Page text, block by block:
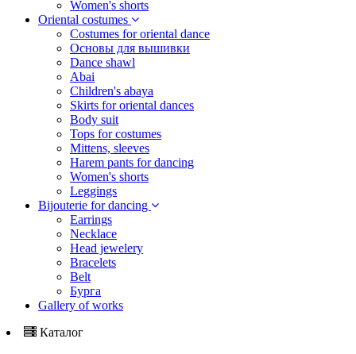
Women's shorts
Oriental costumes
Costumes for oriental dance
Основы для вышивки
Dance shawl
Abai
Children's abaya
Skirts for oriental dances
Body suit
Tops for costumes
Mittens, sleeves
Harem pants for dancing
Women's shorts
Leggings
Bijouterie for dancing
Earrings
Necklace
Head jewelery
Bracelets
Belt
Бурга
Gallery of works
Каталог